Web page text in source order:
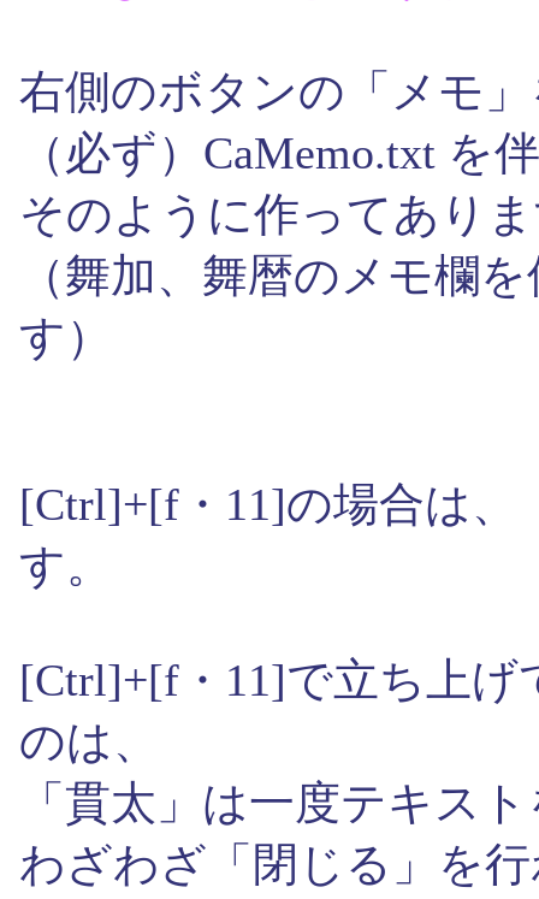
右側のボタンの「メモ
（必ず）CaMemo.txt を
そのように作ってあり
（舞加、舞暦のメモ欄
す）
[Ctrl]+[f・11]の場合は、
す。
[Ctrl]+[f・11]で立ち上げ
のは、
「貫太」は一度テキス
わざわざ「閉じる」を